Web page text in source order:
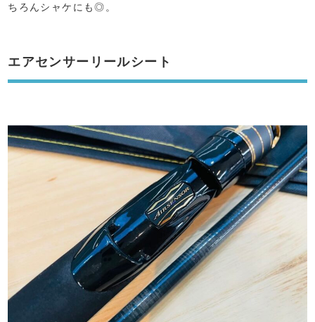
ちろんシャケにも◎。
エアセンサーリールシート